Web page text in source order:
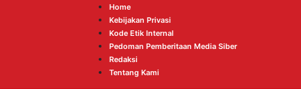
Home
Kebijakan Privasi
Kode Etik Internal
Pedoman Pemberitaan Media Siber
Redaksi
Tentang Kami